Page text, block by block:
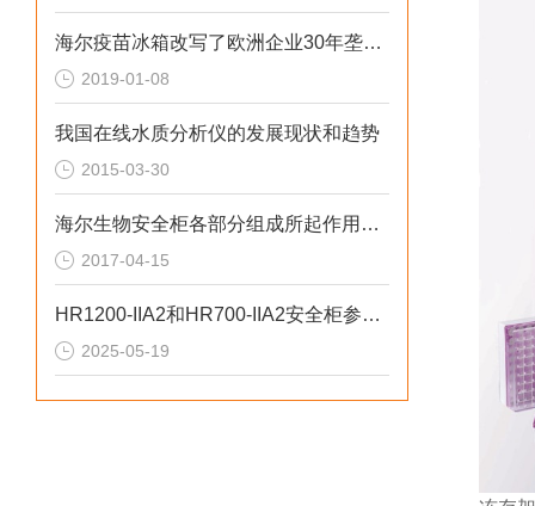
海尔疫苗冰箱改写了欧洲企业30年垄断格局
2019-01-08
我国在线水质分析仪的发展现状和趋势
2015-03-30
海尔生物安全柜各部分组成所起作用用途
2017-04-15
HR1200-IIA2和HR700-IIA2安全柜参数对比
2025-05-19